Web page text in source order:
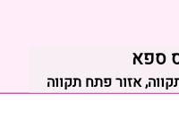
ספא
אזור פתח תקווה